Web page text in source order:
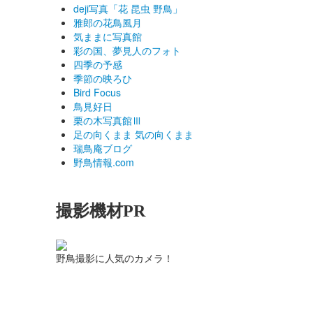
deji写真「花 昆虫 野鳥」
雅郎の花鳥風月
気ままに写真館
彩の国、夢見人のフォト
四季の予感
季節の映ろひ
Bird Focus
鳥見好日
栗の木写真館Ⅲ
足の向くまま 気の向くまま
瑞鳥庵ブログ
野鳥情報.com
撮影機材PR
野鳥撮影に人気のカメラ！